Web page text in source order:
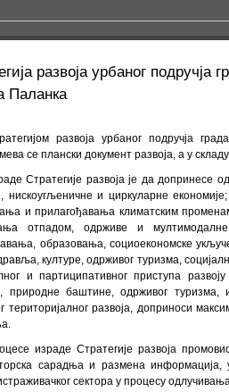
развоја урбаног
Паланка
развоја урбаног подручја
се плански документ развоја, а у
Стратегије развоја је да допринесе
нискоугљеничне и циркуларне
и прилагођавања климатским
отпадом, одрживе и
образовања, социоекономске
културе, одрживог туризма,
и партиципативног приступа
природне баштине, одрживог туризма,
територијалног развоја, доприноси
израде Стратегије развоја
сарадња и размена информација,
сектора у процесу